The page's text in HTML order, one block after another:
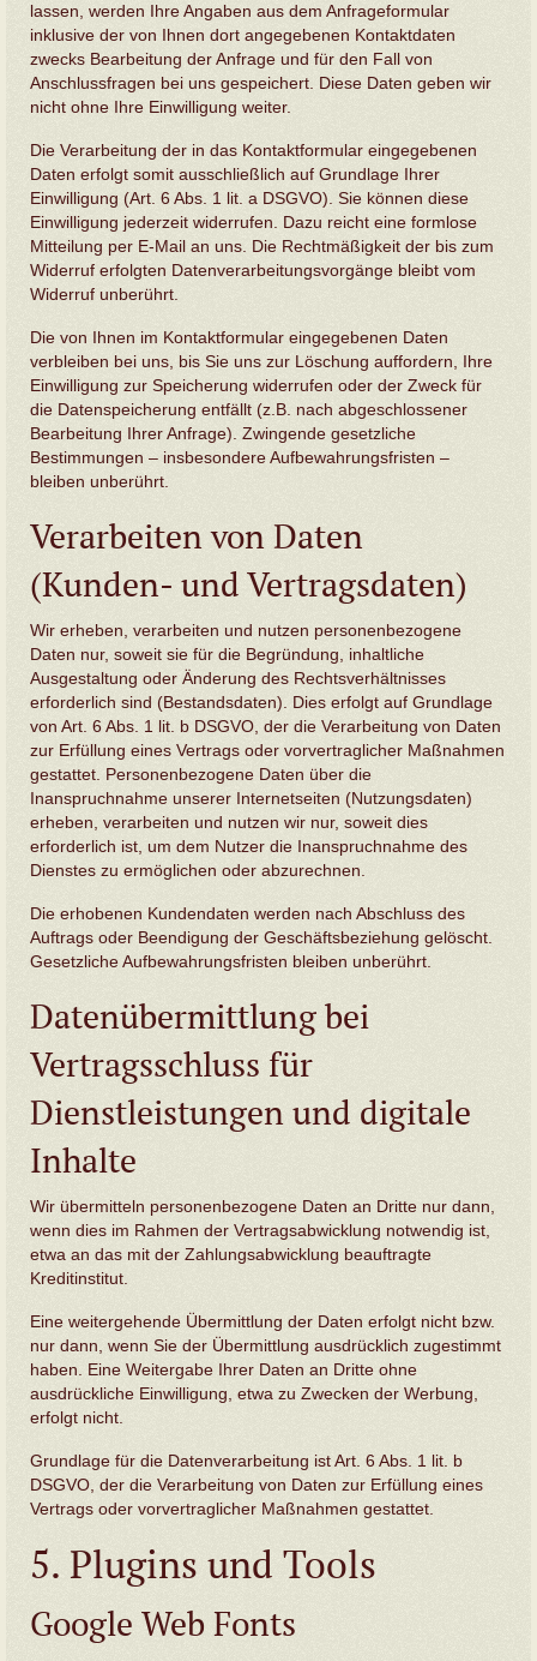
lassen, werden Ihre Angaben aus dem Anfrageformular
inklusive der von Ihnen dort angegebenen Kontaktdaten
zwecks Bearbeitung der Anfrage und für den Fall von
Anschlussfragen bei uns gespeichert. Diese Daten geben wir
nicht ohne Ihre Einwilligung weiter.
Die Verarbeitung der in das Kontaktformular eingegebenen
Daten erfolgt somit ausschließlich auf Grundlage Ihrer
Einwilligung (Art. 6 Abs. 1 lit. a DSGVO). Sie können diese
Einwilligung jederzeit widerrufen. Dazu reicht eine formlose
Mitteilung per E-Mail an uns. Die Rechtmäßigkeit der bis zum
Widerruf erfolgten Datenverarbeitungsvorgänge bleibt vom
Widerruf unberührt.
Die von Ihnen im Kontaktformular eingegebenen Daten
verbleiben bei uns, bis Sie uns zur Löschung auffordern, Ihre
Einwilligung zur Speicherung widerrufen oder der Zweck für
die Datenspeicherung entfällt (z.B. nach abgeschlossener
Bearbeitung Ihrer Anfrage). Zwingende gesetzliche
Bestimmungen – insbesondere Aufbewahrungsfristen –
bleiben unberührt.
Verarbeiten von Daten
(Kunden- und Vertragsdaten)
Wir erheben, verarbeiten und nutzen personenbezogene
Daten nur, soweit sie für die Begründung, inhaltliche
Ausgestaltung oder Änderung des Rechtsverhältnisses
erforderlich sind (Bestandsdaten). Dies erfolgt auf Grundlage
von Art. 6 Abs. 1 lit. b DSGVO, der die Verarbeitung von Daten
zur Erfüllung eines Vertrags oder vorvertraglicher Maßnahmen
gestattet. Personenbezogene Daten über die
Inanspruchnahme unserer Internetseiten (Nutzungsdaten)
erheben, verarbeiten und nutzen wir nur, soweit dies
erforderlich ist, um dem Nutzer die Inanspruchnahme des
Dienstes zu ermöglichen oder abzurechnen.
Die erhobenen Kundendaten werden nach Abschluss des
Auftrags oder Beendigung der Geschäftsbeziehung gelöscht.
Gesetzliche Aufbewahrungsfristen bleiben unberührt.
Datenübermittlung bei
Vertragsschluss für
Dienstleistungen und digitale
Inhalte
Wir übermitteln personenbezogene Daten an Dritte nur dann,
wenn dies im Rahmen der Vertragsabwicklung notwendig ist,
etwa an das mit der Zahlungsabwicklung beauftragte
Kreditinstitut.
Eine weitergehende Übermittlung der Daten erfolgt nicht bzw.
nur dann, wenn Sie der Übermittlung ausdrücklich zugestimmt
haben. Eine Weitergabe Ihrer Daten an Dritte ohne
ausdrückliche Einwilligung, etwa zu Zwecken der Werbung,
erfolgt nicht.
Grundlage für die Datenverarbeitung ist Art. 6 Abs. 1 lit. b
DSGVO, der die Verarbeitung von Daten zur Erfüllung eines
Vertrags oder vorvertraglicher Maßnahmen gestattet.
5. Plugins und Tools
Google Web Fonts